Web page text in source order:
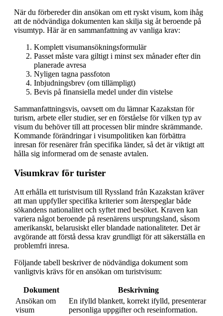
När du förbereder din ansökan om ett ryskt visum, kom ihåg
att de nödvändiga dokumenten kan skilja sig åt beroende på
visumtyp. Här är en sammanfattning av vanliga krav:
Komplett visumansökningsformulär
Passet måste vara giltigt i minst sex månader efter din
planerade avresa
Nyligen tagna passfoton
Inbjudningsbrev (om tillämpligt)
Bevis på finansiella medel under din vistelse
Sammanfattningsvis, oavsett om du lämnar Kazakstan för
turism, arbete eller studier, ser en förståelse för vilken typ av
visum du behöver till att processen blir mindre skrämmande.
Kommande förändringar i visumpolitiken kan förbättra
inresan för resenärer från specifika länder, så det är viktigt att
hålla sig informerad om de senaste avtalen.
Visumkrav för turister
Att erhålla ett turistvisum till Ryssland från Kazakstan kräver
att man uppfyller specifika kriterier som återspeglar både
sökandens nationalitet och syftet med besöket. Kraven kan
variera något beroende på resenärens ursprungsland, såsom
amerikanskt, belarusiskt eller blandade nationaliteter. Det är
avgörande att förstå dessa krav grundligt för att säkerställa en
problemfri inresa.
Följande tabell beskriver de nödvändiga dokument som
vanligtvis krävs för en ansökan om turistvisum:
Dokument
Beskrivning
Ansökan om
visum
En ifylld blankett, korrekt ifylld, presenterar
personliga uppgifter och reseinformation.